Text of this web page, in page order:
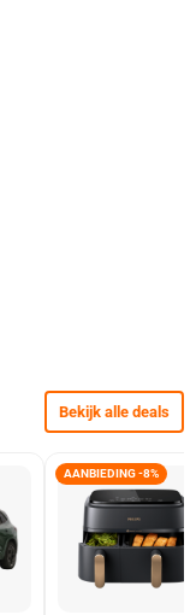
Bekijk alle deals
AANBIEDING -8%